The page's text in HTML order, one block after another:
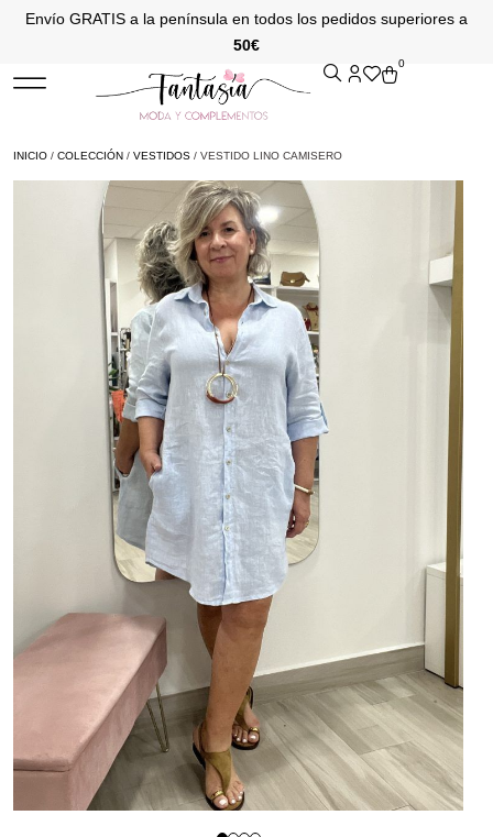
Envío GRATIS a la península en todos los pedidos superiores a
50€
0
INICIO / COLECCIÓN / VESTIDOS / VESTIDO LINO CAMISERO